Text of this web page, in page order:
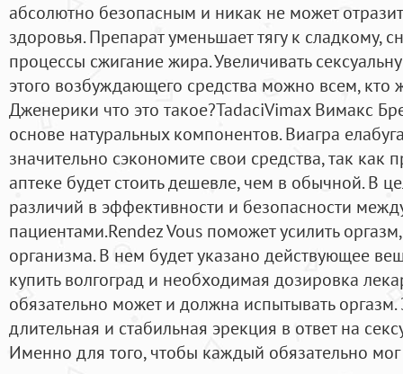
абсолютно безопасным и никак не может
здоровья. Препарат уменьшает тягу к сладкому,
процессы сжигание жира. Увеличивать
этого возбуждающего средства можно всем, кто
Дженерики что это такое?TadaciVimax Вимакс
основе натуральных компонентов. Виагра
значительно сэкономите свои средства, так как
аптеке будет стоить дешевле, чем в обычной. В
различий в эффективности и безопасности
пациентами.Rendez Vous поможет усилить
организма. В нем будет указано действующее
купить волгоград и необходимая дозировка
обязательно может и должна испытывать
длительная и стабильная эрекция в ответ на
Именно для того, чтобы каждый обязательно